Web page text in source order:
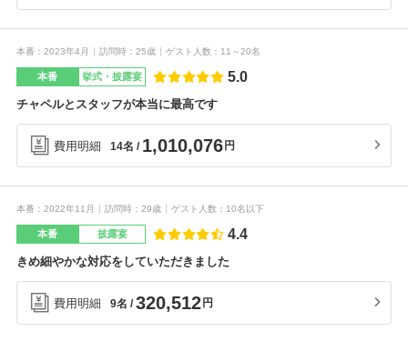
本番 2023年4月 訪問時 25歳 ゲスト人数 11～20名
本番 挙式・披露宴 5.0
チャペルとスタッフが本当に最高です
費用明細 14名 1,010,076 円
本番 2022年11月 訪問時 29歳 ゲスト人数 10名以下
本番 披露宴 4.4
きめ細やかな対応をしていただきました
費用明細 9名 320,512 円